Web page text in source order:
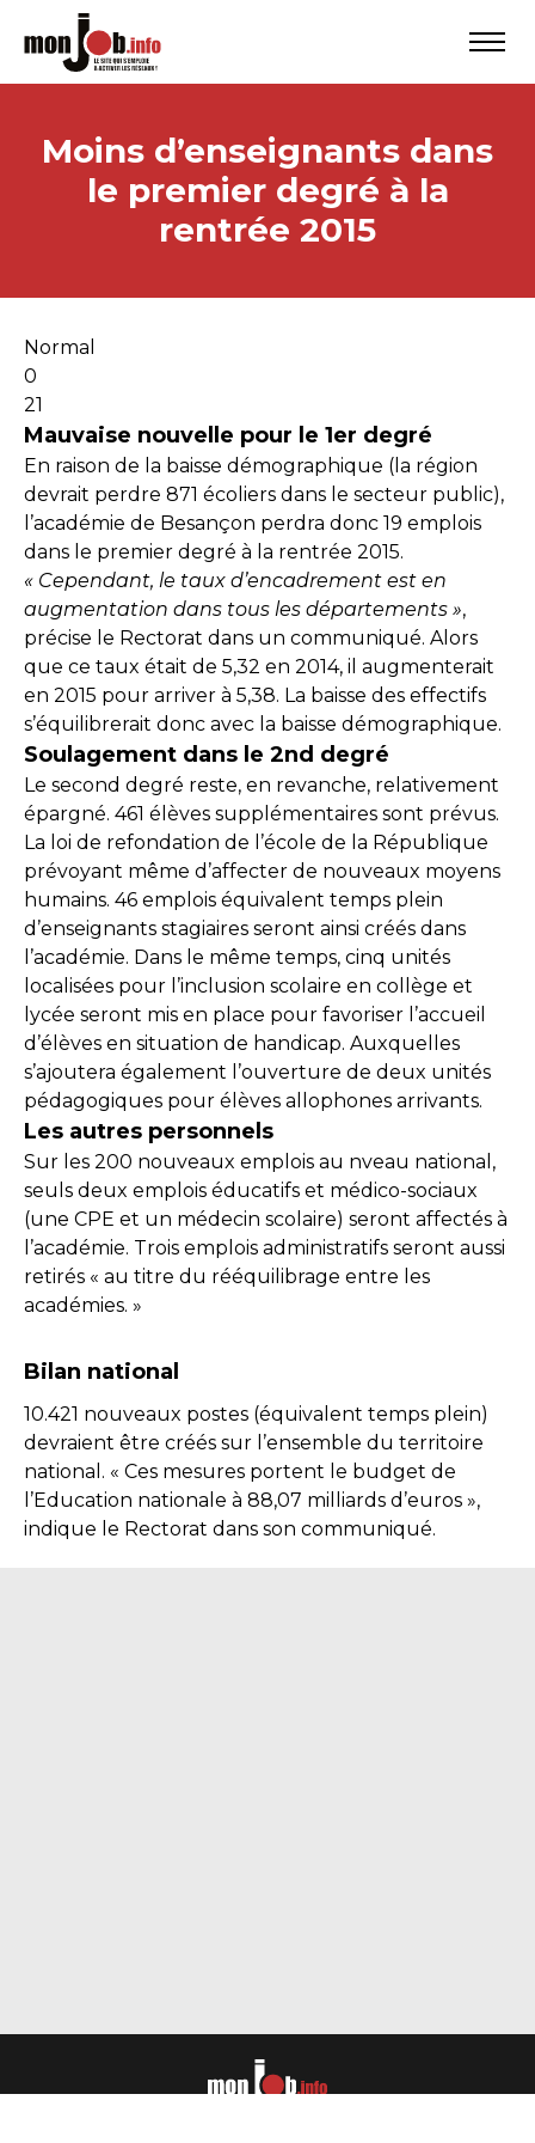
Moins d’enseignants dans
le premier degré à la
rentrée 2015
Normal
0
21
Mauvaise nouvelle pour le 1er degré
En raison de la baisse démographique (la région
devrait perdre 871 écoliers dans le secteur public),
l’académie de Besançon perdra donc 19 emplois
dans le premier degré à la rentrée 2015.
« Cependant, le taux d’encadrement est en
augmentation dans tous les départements »,
précise le Rectorat dans un communiqué. Alors
que ce taux était de 5,32 en 2014, il augmenterait
en 2015 pour arriver à 5,38. La baisse des effectifs
s’équilibrerait donc avec la baisse démographique.
Soulagement dans le 2nd degré
Le second degré reste, en revanche, relativement
épargné. 461 élèves supplémentaires sont prévus.
La loi de refondation de l’école de la République
prévoyant même d’affecter de nouveaux moyens
humains. 46 emplois équivalent temps plein
d’enseignants stagiaires seront ainsi créés dans
l’académie. Dans le même temps, cinq unités
localisées pour l’inclusion scolaire en collège et
lycée seront mis en place pour favoriser l’accueil
d’élèves en situation de handicap. Auxquelles
s’ajoutera également l’ouverture de deux unités
pédagogiques pour élèves allophones arrivants.
Les autres personnels
Sur les 200 nouveaux emplois au nveau national,
seuls deux emplois éducatifs et médico-sociaux
(une CPE et un médecin scolaire) seront affectés à
l’académie. Trois emplois administratifs seront aussi
retirés « au titre du rééquilibrage entre les
académies. »
Bilan national
10.421 nouveaux postes (équivalent temps plein)
devraient être créés sur l’ensemble du territoire
national. « Ces mesures portent le budget de
l’Education nationale à 88,07 milliards d’euros »,
indique le Rectorat dans son communiqué.